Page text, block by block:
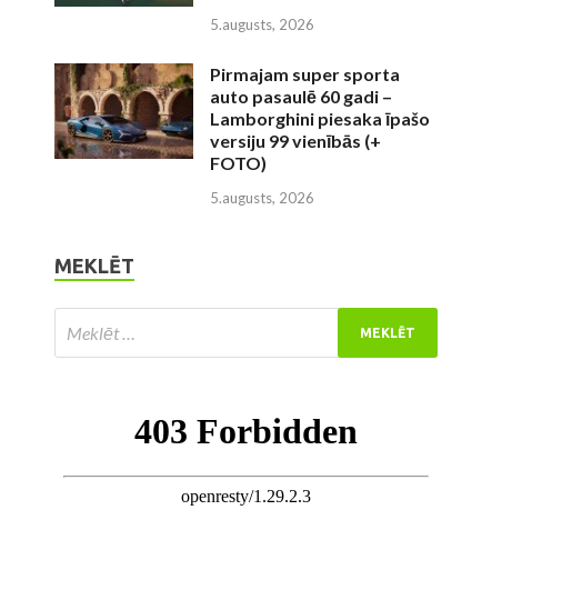
5.augusts, 2026
Pirmajam super sporta
auto pasaulē 60 gadi –
Lamborghini piesaka īpašo
versiju 99 vienībās (+
FOTO)
5.augusts, 2026
MEKLĒT